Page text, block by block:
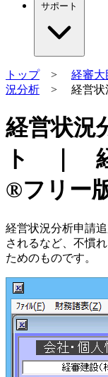
サポート
トップ> 経審大
況分析 > 経営状
経営状況
ト ｜
®フリー
経営状況分析申請
されるなど、不慣
ためのものです。